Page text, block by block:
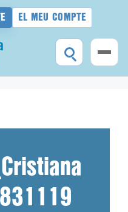
EL MEU COMPTE